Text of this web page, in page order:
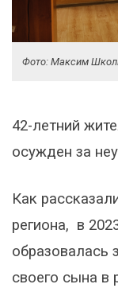
Фото: Максим
42-летний
осужден за
Как
региона, в
образовалась
своего сына в